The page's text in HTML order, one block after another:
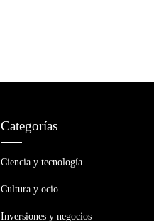
Categorías
Ciencia y tecnología
Cultura y ocio
Inversiones y negocios